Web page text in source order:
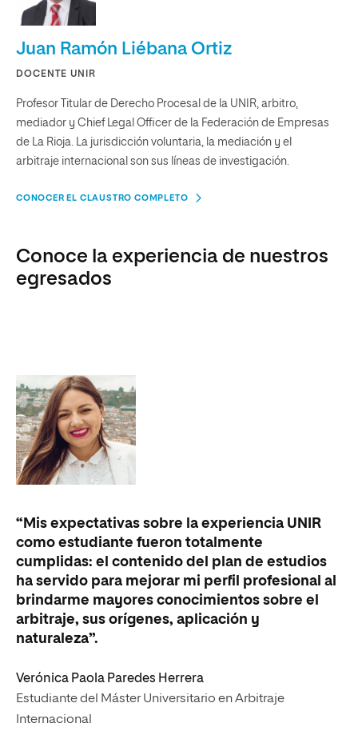
Juan Ramón Liébana Ortiz
DOCENTE UNIR
Profesor Titular de Derecho Procesal de la UNIR, arbitro,
mediador y Chief Legal Officer de la Federación de Empresas
de La Rioja. La jurisdicción voluntaria, la mediación y el
arbitraje internacional son sus líneas de investigación.
CONOCER EL CLAUSTRO COMPLETO
Conoce la experiencia de nuestros
egresados
“Mis expectativas sobre la experiencia UNIR
como estudiante fueron totalmente
cumplidas: el contenido del plan de estudios
ha servido para mejorar mi perfil profesional al
brindarme mayores conocimientos sobre el
arbitraje, sus orígenes, aplicación y
naturaleza”.
Verónica Paola Paredes Herrera
Estudiante del Máster Universitario en Arbitraje
Internacional